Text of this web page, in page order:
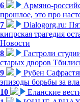
6
Армяно-
прошлое, это про
7
Dialogorg.ru:
кипрская трагедия
Новости
8
Гастроли
старых дворов
9
Рубен
эпизоды борьбы за
10
Еланские